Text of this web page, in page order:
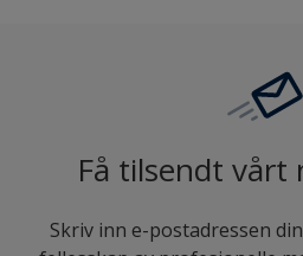
Få tilsendt vårt
Skriv inn e-postadressen